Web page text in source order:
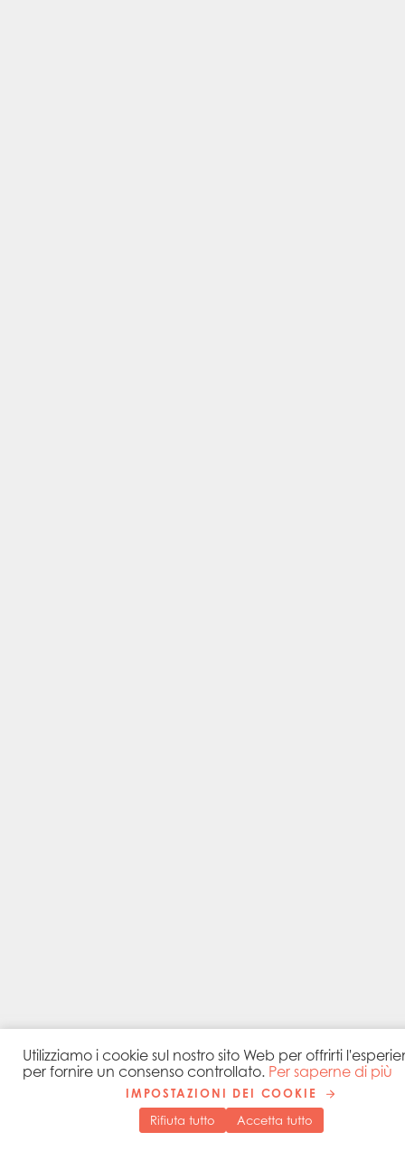
Utilizziamo i cookie sul nostro sito Web per offrirti
per fornire un consenso controllato. Per saperne di più
IMPOSTAZIONI DEI COOKIE
Rifiuta tutto
Accetta tutto